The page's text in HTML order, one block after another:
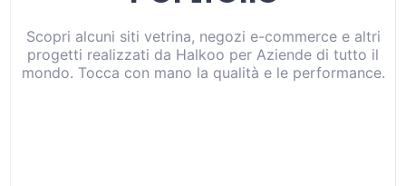
Scopri alcuni siti vetrina, negozi e-commerce e altri
progetti realizzati da Halkoo per Aziende di tutto il
mondo. Tocca con mano la qualità e le performance.